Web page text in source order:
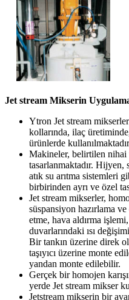
Jet stream Mikserin
Ytron Jet stream
kollarında, ilaç
ürünlerde
Makineler, belirtilen
tasarlanmaktadır.
atık su arıtma sistemleri
birbirinden ayrı ve özel
Jet stream mikserler,
süspansiyon hazırlama
etme, hava aldırma işlemi,
duvarlarındaki ısı
Bir tankın üzerine direk
taşıyıcı üzerine monte
yandan monte edilebilir.
Gerçek bir homojen
yerde Jet stream mikser
Jetstream mikserin bir